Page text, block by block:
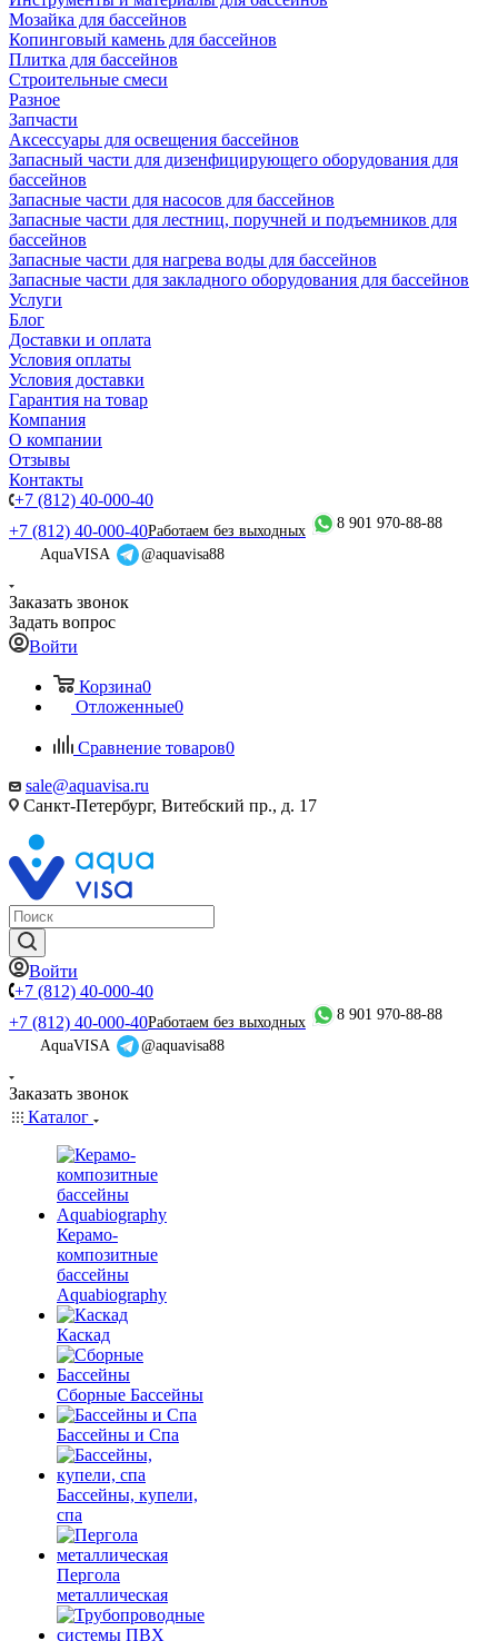
Мозайка для бассейнов
Копинговый камень для бассейнов
Плитка для бассейнов
Строительные смеси
Разное
Запчасти
Аксессуары для освещения бассейнов
Запасный части для дизенфицирующего оборудования для
бассейнов
Запасные части для насосов для бассейнов
Запасные части для лестниц, поручней и подъемников для
бассейнов
Запасные части для нагрева воды для бассейнов
Запасные части для закладного оборудования для бассейнов
Услуги
Блог
Доставки и оплата
Условия оплаты
Условия доставки
Гарантия на товар
Компания
О компании
Отзывы
Контакты
+7 (812) 40-000-40
+7 (812) 40-000-40Работаем без выходных
8 901 970-88-88
AquaVISA
@aquavisa88
Заказать звонок
Задать вопрос
Войти
Корзина0
Отложенные0
Сравнение товаров0
sale@aquavisa.ru
Санкт-Петербург, Витебский пр., д. 17
Войти
+7 (812) 40-000-40
+7 (812) 40-000-40Работаем без выходных
8 901 970-88-88
AquaVISA
@aquavisa88
Заказать звонок
Каталог
Керамо-
композитные
бассейны
Aquabiography
Каскад
Сборные Бассейны
Бассейны и Спа
Бассейны, купели,
спа
Пергола
металлическая